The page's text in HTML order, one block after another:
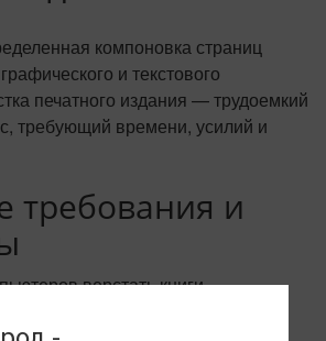
компоновка страниц
и текстового
печатного издания — трудоемкий
требующий времени, усилий и
требования и
верстать книги
Требовалось время на